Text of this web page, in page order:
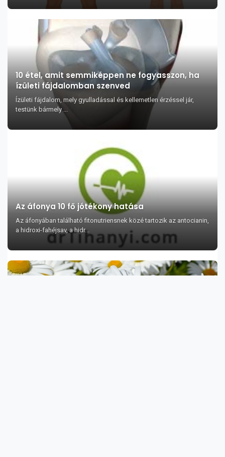
10 étel, amit semmiképpen ne fogyasszon, ha
ízületi fájdalomban szenved
Ízületi fájdalom, mely gyulladással és kellemetlen érzéssel jár,
testünk bármely ...
Az áfonya 10 fő jótékony hatása
Az áfonyában található fitonutriensnek közé tartozik az antocianin,
a hidroxi-fahéjsav, a hidr...